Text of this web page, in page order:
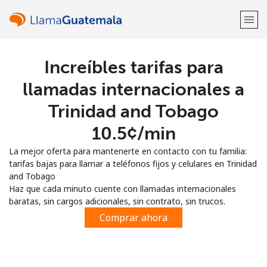
¡Bienvenido!
Regístrate con
o
Increíbles tarifas para
llamadas internacionales a
Trinidad and Tobago
⁦10.5¢⁩/min
La mejor oferta para mantenerte en contacto con tu familia:
tarifas bajas para llamar a teléfonos fijos y celulares en Trinidad
and Tobago
Haz que cada minuto cuente con llamadas internacionales
baratas, sin cargos adicionales, sin contrato, sin trucos.
Comprar ahora